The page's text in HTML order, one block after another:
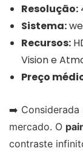
Resolução:
Sistema:
Recursos:
Vision e
Preço
➡️ Considerada
mercado. O
contraste